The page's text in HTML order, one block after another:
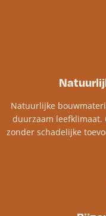
Natuurlijke
duurzaam leefklimaat.
zonder schadelijke